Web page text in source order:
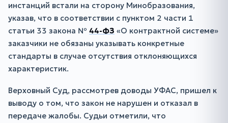
инстанций встали на сторону Минобразования,
указав, что в соответствии с пунктом 2 части 1
статьи 33 закона № 44-ФЗ «О контрактной системе»
заказчики не обязаны указывать конкретные
стандарты в случае отсутствия отклоняющихся
характеристик.
Верховный Суд, рассмотрев доводы УФАС, пришел к
выводу о том, что закон не нарушен и отказал в
передаче жалобы. Судьи отметили, что